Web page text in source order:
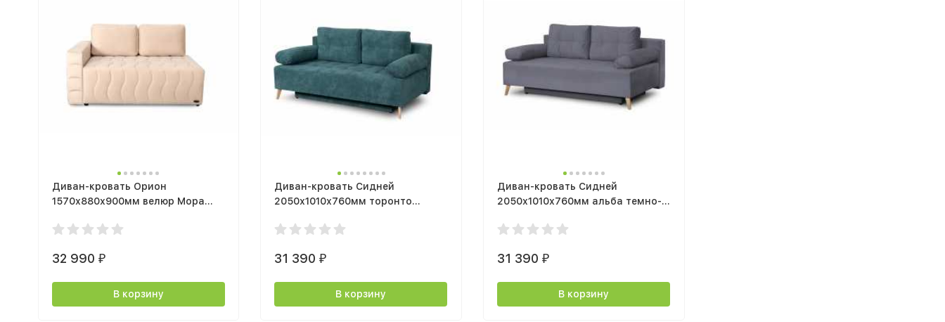
Диван-кровать Орион
1570х880х900мм велюр Мора
32 990 ₽
В корзину
Диван-кровать Сидней
2050х1010х760мм торонто
31 390₽
В корзину
Диван-кровать Сидней
2050х1010х760мм альба темно-
31 390 ₽
В корзину